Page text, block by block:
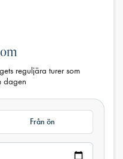
reguljära turer som
dagen
Från ön